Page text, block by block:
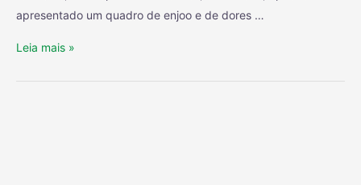
apresentado um quadro de enjoo e de dores …
Leia mais »